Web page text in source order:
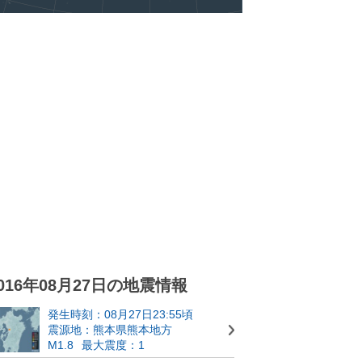
年08月27日の地震情報
発生時刻：08月27日23:55頃
震源地：熊本県熊本地方
M1.8
最大震度：1